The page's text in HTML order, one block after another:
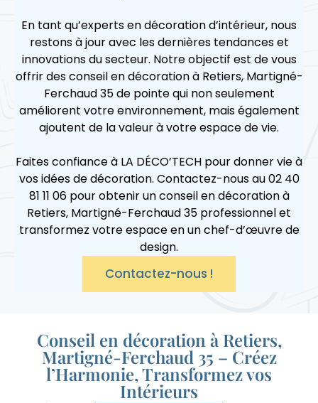
En tant qu’experts en décoration d’intérieur, nous
restons à jour avec les dernières tendances et
innovations du secteur. Notre objectif est de vous
offrir des conseil en décoration à Retiers, Martigné-
Ferchaud 35 de pointe qui non seulement
améliorent votre environnement, mais également
ajoutent de la valeur à votre espace de vie.
Faites confiance à LA DÉCO’TECH pour donner vie à
vos idées de décoration. Contactez-nous au 02 40
81 11 06 pour obtenir un conseil en décoration à
Retiers, Martigné-Ferchaud 35 professionnel et
transformez votre espace en un chef-d’œuvre de
design.
Contactez-nous !
Conseil en décoration à Retiers,
Martigné-Ferchaud 35 – Créez
l’Harmonie, Transformez vos
Intérieurs